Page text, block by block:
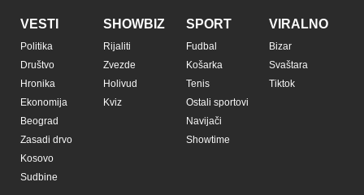
VESTI
Politika
Društvo
Hronika
Ekonomija
Beograd
Zasadi drvo
Kosovo
Sudbine
SHOWBIZ
Rijaliti
Zvezde
Holivud
Kviz
SPORT
Fudbal
Košarka
Tenis
Ostali sportovi
Navijači
Showtime
VIRALNO
Bizar
Svaštara
Tiktok